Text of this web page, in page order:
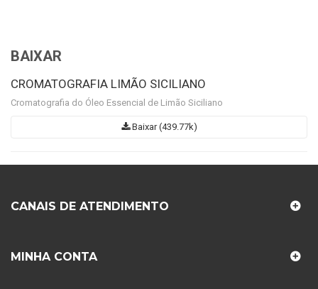
BAIXAR
CROMATOGRAFIA LIMÃO SICILIANO
Cromatografia do Óleo Essencial de Limão Siciliano
Baixar (439.77k)
CANAIS DE ATENDIMENTO
MINHA CONTA